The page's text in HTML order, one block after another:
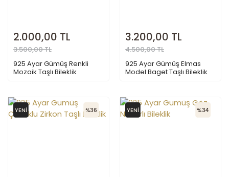
2.000,00 TL
3.500,00 TL
925 Ayar Gümüş Renkli
Mozaik Taşlı Bileklik
3.200,00 TL
4.500,00 TL
925 Ayar Gümüş Elmas
Model Baget Taşlı Bileklik
YENİ %36 YENİ %34